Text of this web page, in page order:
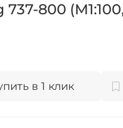
800
в 1 клик